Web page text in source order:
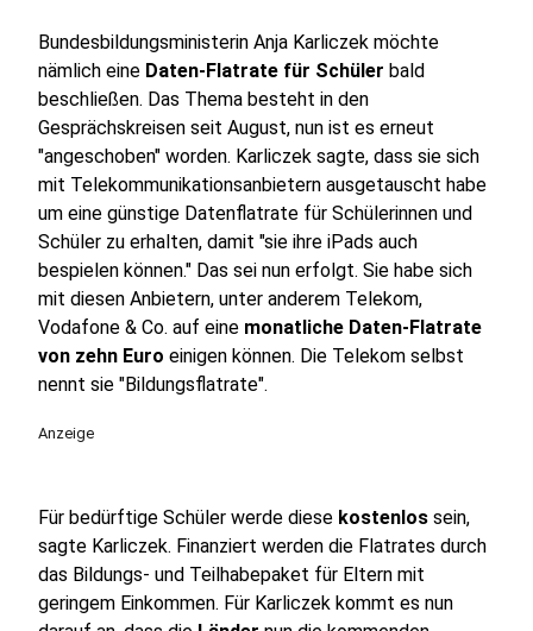
Bundesbildungsministerin Anja Karliczek möchte
nämlich eine Daten-Flatrate für Schüler bald
beschließen. Das Thema besteht in den
Gesprächskreisen seit August, nun ist es erneut
"angeschoben" worden. Karliczek sagte, dass sie sich
mit Telekommunikationsanbietern ausgetauscht habe
um eine günstige Datenflatrate für Schülerinnen und
Schüler zu erhalten, damit "sie ihre iPads auch
bespielen können." Das sei nun erfolgt. Sie habe sich
mit diesen Anbietern, unter anderem Telekom,
Vodafone & Co. auf eine monatliche Daten-Flatrate
von zehn Euro einigen können. Die Telekom selbst
nennt sie "Bildungsflatrate".
Anzeige
Für bedürftige Schüler werde diese kostenlos sein,
sagte Karliczek. Finanziert werden die Flatrates durch
das Bildungs- und Teilhabepaket für Eltern mit
geringem Einkommen. Für Karliczek kommt es nun